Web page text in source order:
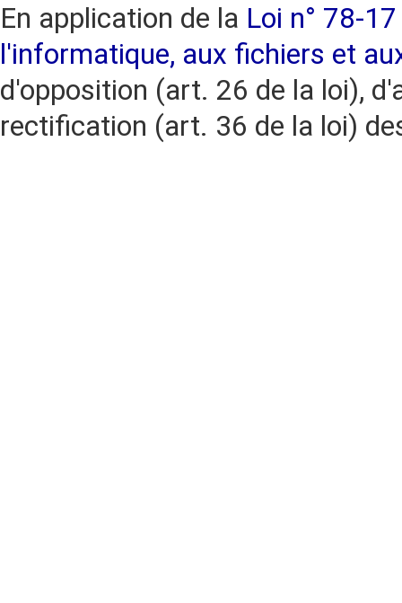
En application de la Loi n° 78-
l'informatique, aux fichiers et
d'opposition (art. 26 de la loi),
rectification (art. 36 de la loi)